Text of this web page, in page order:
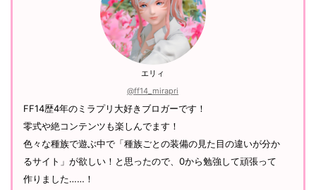
エリィ
@ff14_mirapri
FF14歴4年のミラプリ大好きブロガーです！
零式や絶コンテンツも楽しんでます！
色々な種族で遊ぶ中で「種族ごとの装備の見た目の違いが分か
るサイト」が欲しい！と思ったので、0から勉強して頑張って
作りました……！